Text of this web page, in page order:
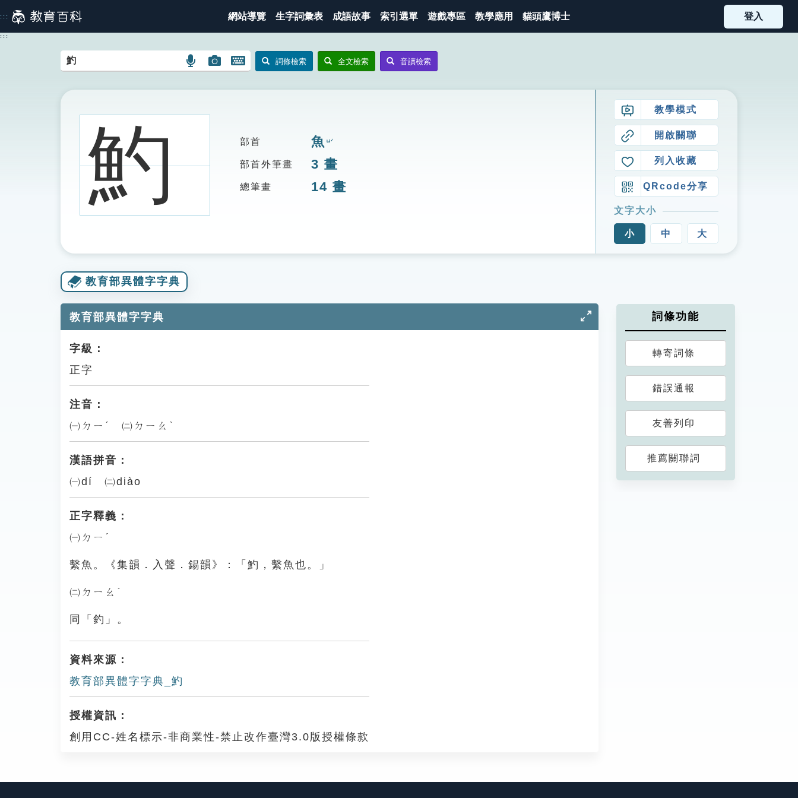
到
主
::: 網站導覽 生字詞彙表 成語故事 索引選單 遊戲專區 教學應用 貓頭鷹博士 登入
:::
語
搜
圖
圖
搜
開
鍵
詞條檢索 全文檢索 音讀檢索
魡 部首 魚 ㄩˊ
部首外筆畫 3 畫
總筆畫 14 畫
教學模式
開啟關聯
列入收藏
QRcode分享
文字大小
小 中 大
教育部異體字字典
教育部異體字字典
字級：
正字
注音：
㈠ㄉㄧˊ ㈡ㄉㄧㄠˋ
漢語拼音：
㈠dí ㈡diào
正字釋義：
㈠ㄉㄧˊ
繫魚。《集韻．入聲．錫韻》：「魡，繫魚也。」
㈡ㄉㄧㄠˋ
同「釣」。
資料來源：
教育部異體字字典_魡
授權資訊：
創用CC-姓名標示-非商業性-禁止改作臺灣3.0版授權條款
詞條功能
轉寄詞條
錯誤通報
友善列印
推薦關聯詞